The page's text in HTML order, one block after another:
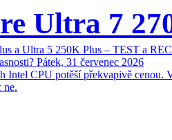
Ultra 7
a Ultra 5 250K Plus – TEST a
Pátek, 31 červenec 2026
Intel CPU potěší překvapivě cenou.
ne.